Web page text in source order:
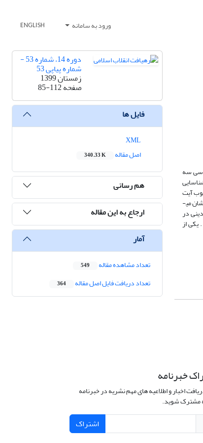
ورود به سامانه ENGLISH
سه
و مهم است:« 1. عقلانیت سیاسی مطلوب آیت
الله مطهری کدام بوده است؟ 2. عقلانیت سیاسی مطلوب آخوندزاده کدام بوده است؟ 3. بین این دو عقلانیت سیاسی چه وجه تشابه و تمایزی می­توان قائل شد؟». نتایج حاصله نشان می­
در
از
دوره 14، شماره 53 -
شماره پیاپی 53
زمستان 1399
صفحه85-112
فایل ها
اصل مقاله
340.33 K
هم رسانی
ارجاع به این مقاله
آمار
تعداد مشاهده مقاله 549
تعداد دریافت فایل اصل مقاله 364
خبرنامه
اخبار و اطلاعیه های مهم نشریه در خبرنامه
مشترک شوید.
اشتراک